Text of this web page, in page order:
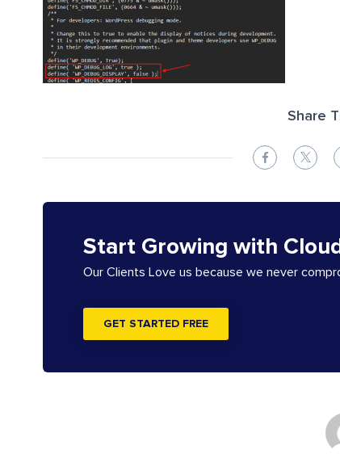
Share
Start Growing with
Our Clients Love us because we never
GET STARTED FREE